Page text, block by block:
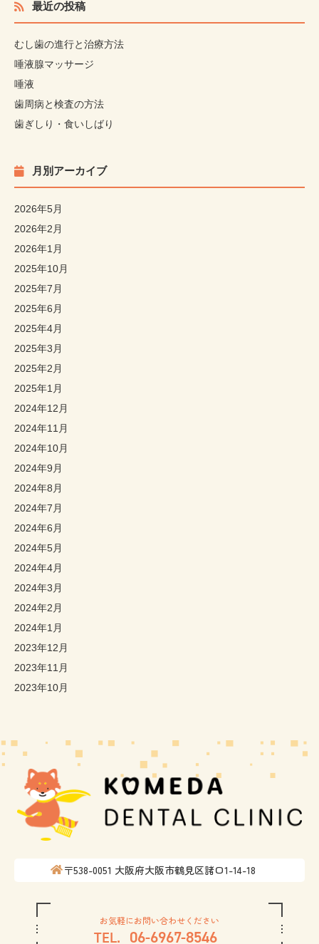
最近の投稿
むし歯の進行と治療方法
唾液腺マッサージ
唾液
歯周病と検査の方法
歯ぎしり・食いしばり
月別アーカイブ
2026年5月
2026年2月
2026年1月
2025年10月
2025年7月
2025年6月
2025年4月
2025年3月
2025年2月
2025年1月
2024年12月
2024年11月
2024年10月
2024年9月
2024年8月
2024年7月
2024年6月
2024年5月
2024年4月
2024年3月
2024年2月
2024年1月
2023年12月
2023年11月
2023年10月
〒538-0051 大阪府大阪市鶴見区諸口1-14-18
お気軽にお問い合わせください
06-6967-8546